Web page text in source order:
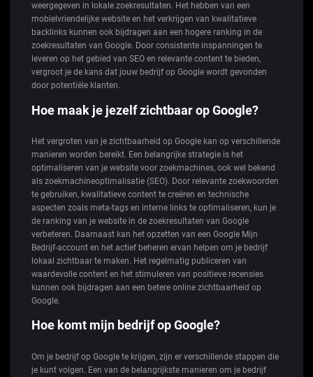
weergegeven in lokale zoekresultaten. Het hebben van een
mobielvriendelijke website en het verkrijgen van kwalitatieve
backlinks kunnen ook bijdragen aan een hogere ranking in de
zoekresultaten van Google. Door consistente inspanningen te
leveren op het gebied van SEO en relevante content te bieden,
vergroot je de kans dat jouw bedrijf op Google wordt gevonden
door potentiële klanten.
Hoe maak je jezelf zichtbaar op Google?
Het vergroten van je zichtbaarheid op Google kan op verschillende
manieren worden bereikt. Een belangrijke strategie is het
optimaliseren van je website voor zoekmachines, ook wel bekend
als zoekmachineoptimalisatie (SEO). Door relevante zoekwoorden
te gebruiken, kwalitatieve content te creëren en technische
aspecten zoals meta-tags en interne links te optimaliseren, kun je
de ranking van je website in de zoekresultaten van Google
verbeteren. Daarnaast kan het opzetten van een Google Mijn
Bedrijf-account en het actief beheren ervan helpen om je bedrijf
lokaal zichtbaar te maken. Het regelmatig publiceren van
waardevolle content en het stimuleren van positieve recensies
kunnen ook bijdragen aan een betere online zichtbaarheid op
Google.
Hoe komt mijn bedrijf op Google?
Om je bedrijf op Google te krijgen, zijn er verschillende stappen die
je kunt volgen. Een van de belangrijkste manieren om je bedrijf